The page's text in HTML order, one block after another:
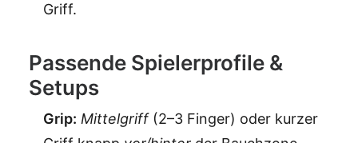
Griff.
Passende Spielerprofile &
Setups
Grip: Mittelgriff(2–3 Finger) oder kurzer